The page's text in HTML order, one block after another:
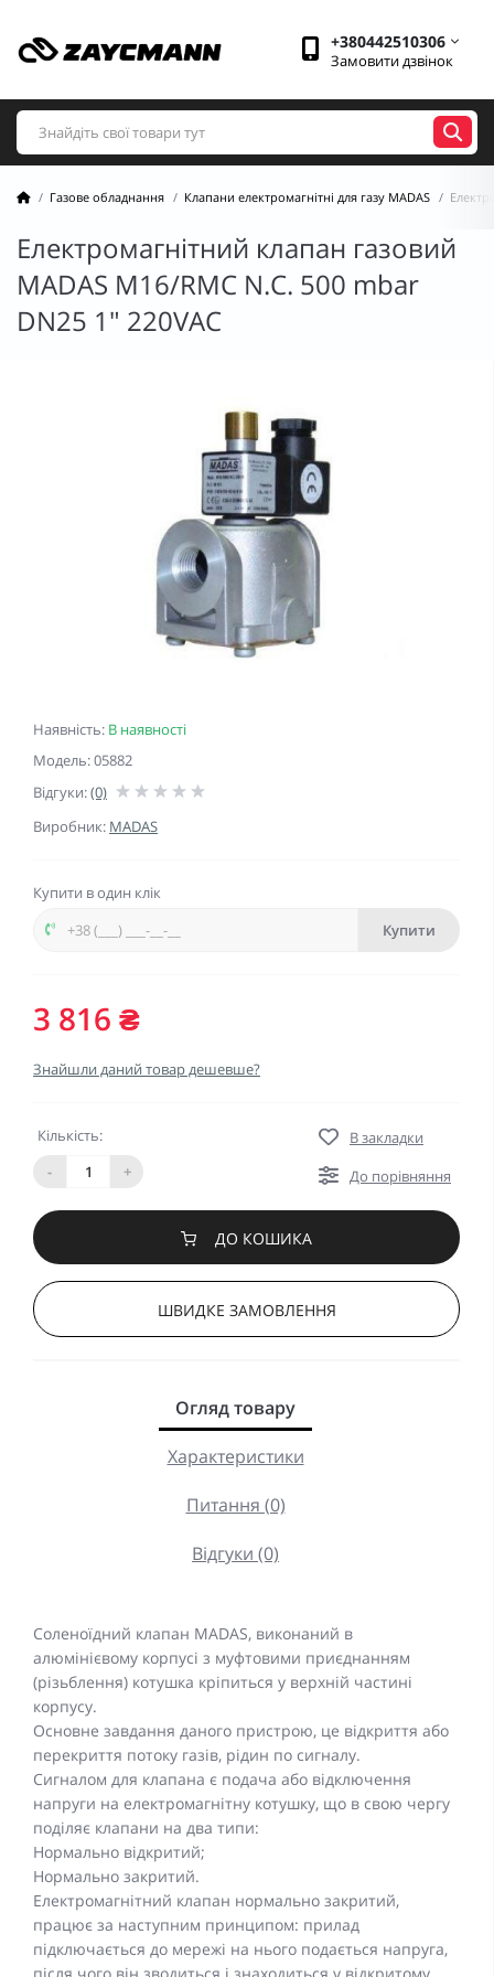
+380442510306
Замовити дзвінок
Газове обладнання Клапани електромагнітні для газу MADAS
Електромагнітний клапан газовий
MADAS М16/RMС N.C. 500 mbar
DN25 1" 220VAC
Наявність: В наявності
Модель: 05882
Відгуки:(0)
Виробник: MADAS
Купити в один клік
Купити
3 816 ₴
Знайшли даний товар дешевше?
Кількість:
-
+
В закладки
До порівняння
ДО КОШИКА
ШВИДКЕ ЗАМОВЛЕННЯ
Огляд товару
Характеристики
Питання (0)
Відгуки (0)
Соленоїдний клапан MADAS, виконаний в
алюмінієвому корпусі з муфтовими приєднанням
(різьблення) котушка кріпиться у верхній частині
корпусу.
Основне завдання даного пристрою, це відкриття або
перекриття потоку газів, рідин по сигналу.
Сигналом для клапана є подача або відключення
напруги на електромагнітну котушку, що в свою чергу
поділяє клапани на два типи:
Нормально відкритий;
Нормально закритий.
Електромагнітний клапан нормально закритий,
працює за наступним принципом: прилад
підключається до мережі на нього подається напруга,